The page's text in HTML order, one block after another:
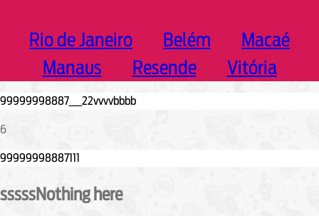
Rio de Janeiro Belém
Macaé
Manaus
Resende Vitória
6
sssssNothing here